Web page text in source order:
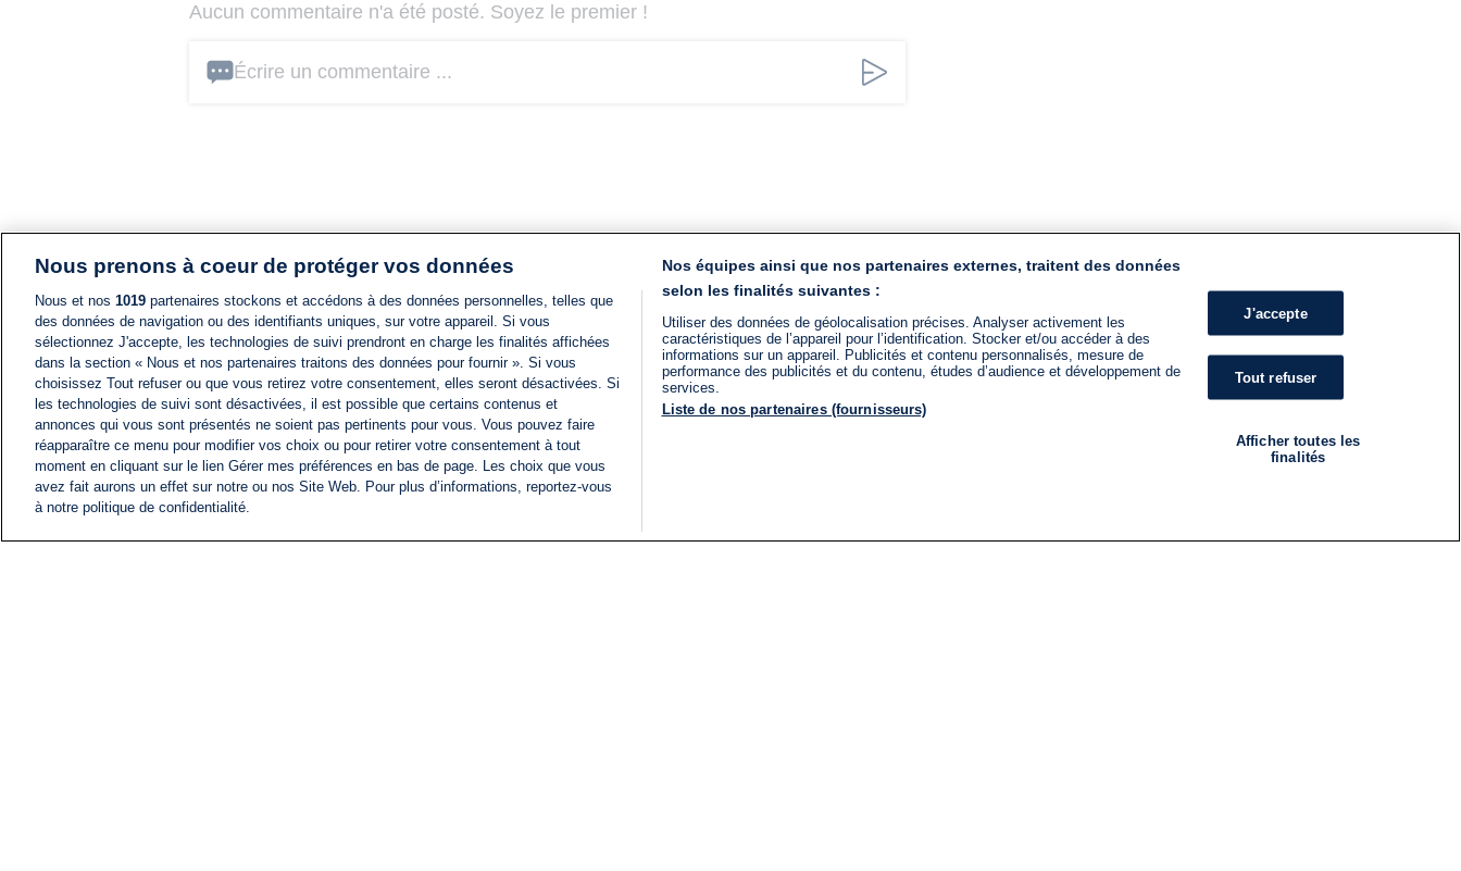
Aucun commentaire n'a été posté. Soyez le premier !
Écrire un commentaire ...
Nous prenons à coeur de protéger vos données
Nous et nos 1019 partenaires stockons et accédons à des données personnelles, telles que
des données de navigation ou des identifiants uniques, sur votre appareil. Si vous
sélectionnez J'accepte, les technologies de suivi prendront en charge les finalités affichées
dans la section « Nous et nos partenaires traitons des données pour fournir ». Si vous
choisissez Tout refuser ou que vous retirez votre consentement, elles seront désactivées. Si
les technologies de suivi sont désactivées, il est possible que certains contenus et
annonces qui vous sont présentés ne soient pas pertinents pour vous. Vous pouvez faire
réapparaître ce menu pour modifier vos choix ou pour retirer votre consentement à tout
moment en cliquant sur le lien Gérer mes préférences en bas de page. Les choix que vous
avez fait aurons un effet sur notre ou nos Site Web. Pour plus d’informations, reportez-vous
à notre politique de confidentialité.
Nos équipes ainsi que nos partenaires externes, traitent des données
selon les finalités suivantes :
Utiliser des données de géolocalisation précises. Analyser activement les
caractéristiques de l’appareil pour l’identification. Stocker et/ou accéder à des
informations sur un appareil. Publicités et contenu personnalisés, mesure de
performance des publicités et du contenu, études d’audience et développement de
services.
Liste de nos partenaires (fournisseurs)
J'accepte
Tout refuser
Afficher toutes les
finalités